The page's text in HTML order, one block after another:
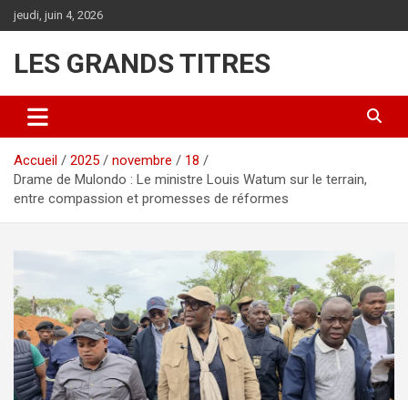
Aller
au
jeudi, juin 4, 2026
LES GRANDS TITRES
Accueil 2025 novembre
18
Drame de Mulondo : Le ministre Louis Watum sur le terrain,
entre compassion et promesses de réformes